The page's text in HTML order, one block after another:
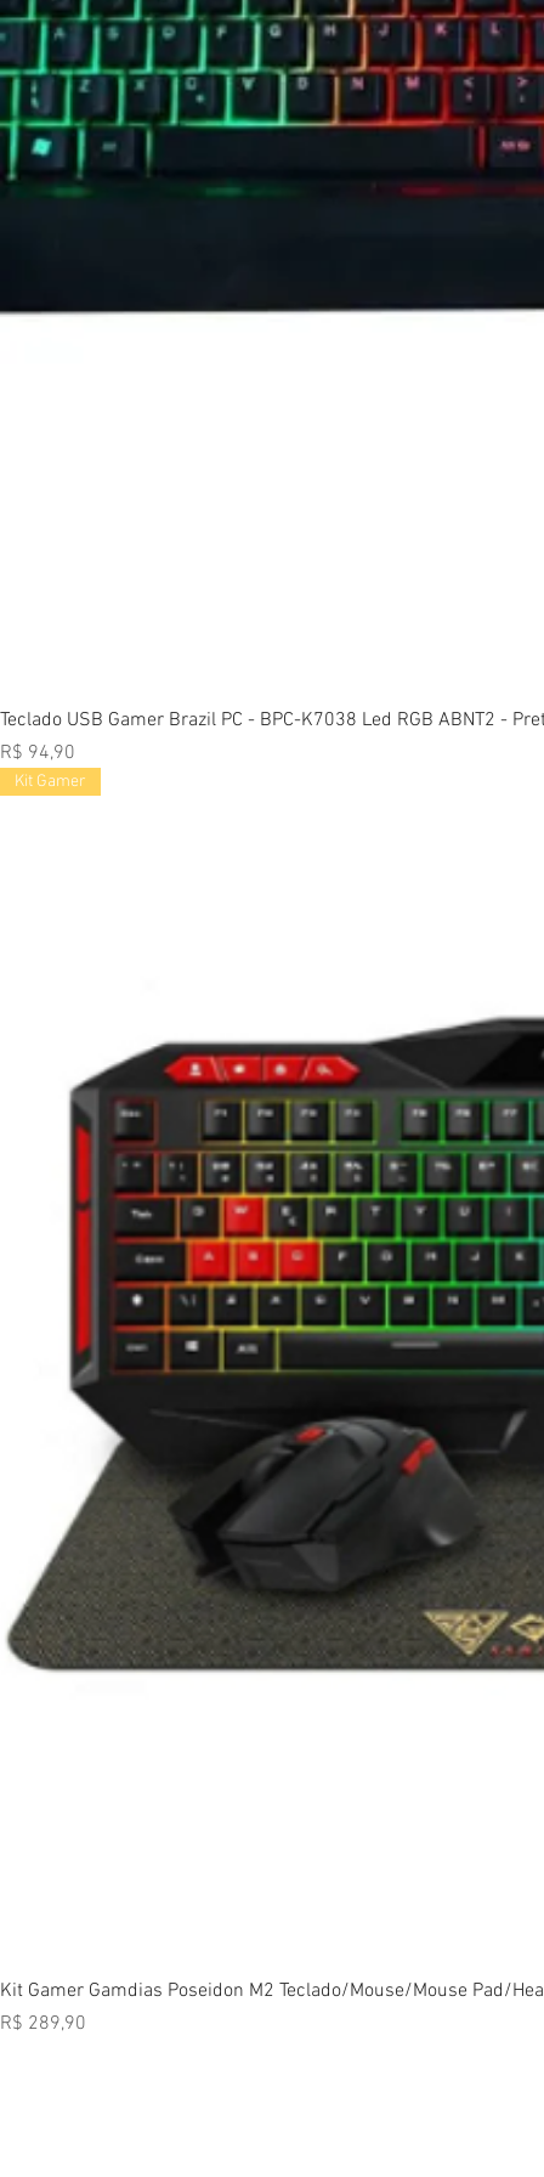
Teclado USB Gamer Brazil PC - BPC-K7038 Led RGB ABNT2 -
Preço
R$ 94,90
Kit Gamer
Kit Gamer Gamdias Poseidon M2 Teclado/Mouse/Mouse Pad/
Preço
R$ 289,90